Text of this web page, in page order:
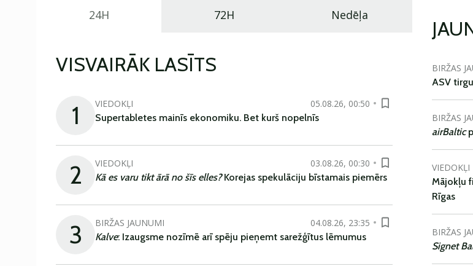
24H 72H Nedēļa
VISVAIRĀK LASĪTS
1 VIEDOKĻI
05.08.26, 00:50
Supertabletes mainīs ekonomiku. Bet kurš nopelnīs
2 VIEDOKĻI
03.08.26, 00:30
Kā es varu tikt ārā no šīs elles?Korejas spekulāciju bīstamais piemērs
3 BIRŽAS JAUNUMI
04.08.26, 23:35
Kalve: Izaugsme nozīmē arī spēju pieņemt sarežģītus lēmumus
BIRŽAS
ASV
BIRŽAS
airBaltic
VIEDOKĻI
Mājokļu
Rīgas
BIRŽAS
Signet